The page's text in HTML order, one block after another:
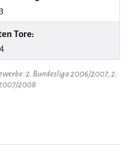
Tore:
2. Bundesliga 2006/2007, 2.
2008